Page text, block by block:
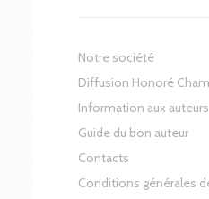
Notre société
Diffusion Honoré
Information aux auteurs
Guide du bon auteur
Contacts
Conditions générales